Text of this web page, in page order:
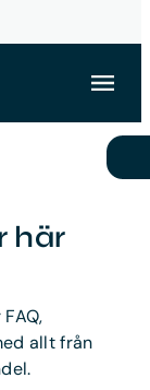
här
allt från